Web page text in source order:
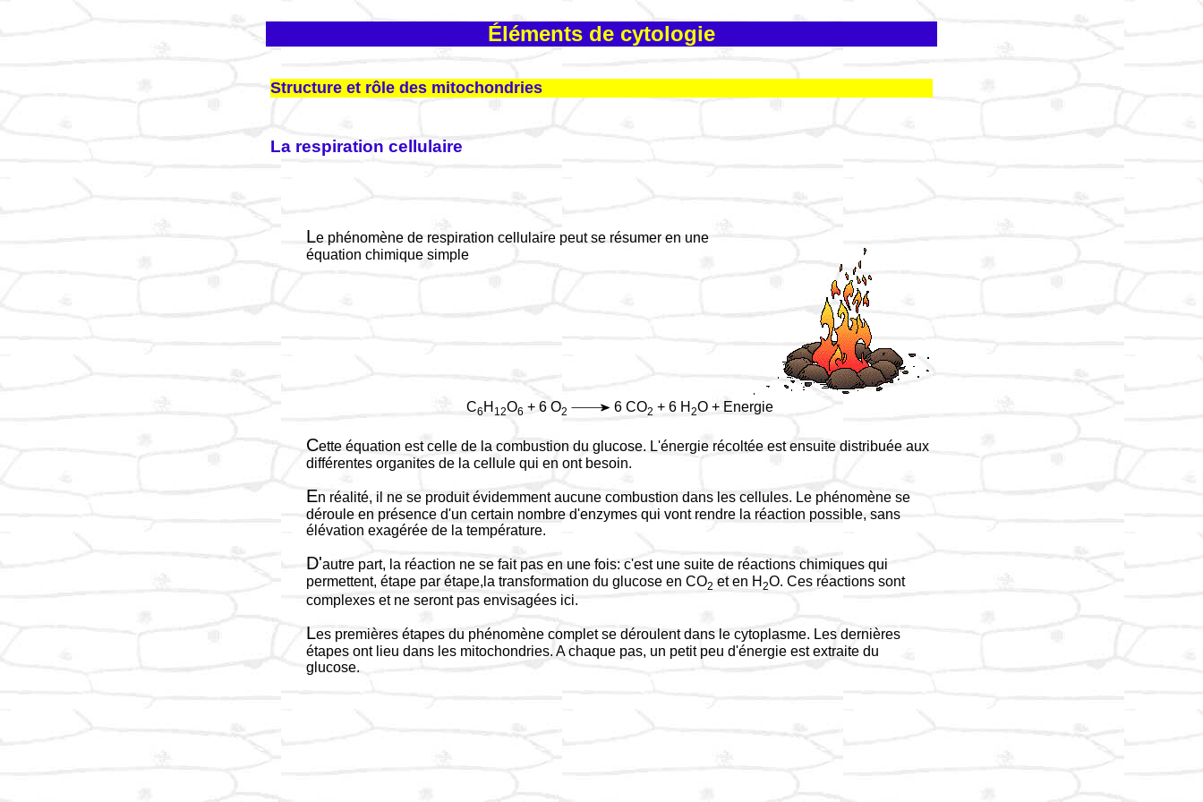
Éléments de cytologie
Structure et rôle des mitochondries
La respiration cellulaire
Le phénomène de respiration cellulaire peut se résumer en une
équation chimique simple
C6H 12O6 + 6 O2 6 CO2 + 6 H 2O + Energie
Cette équation est celle de la combustion du glucose. L'énergie récoltée est ensuite distribuée aux
différentes organites de la cellule qui en ont besoin.
En réalité, il ne se produit évidemment aucune combustion dans les cellules. Le phénomène se
déroule en présence d'un certain nombre d'enzymes qui vont rendre la réaction possible, sans
élévation exagérée de la température.
D'autre part, la réaction ne se fait pas en une fois: c'est une suite de réactions chimiques qui
permettent, étape par étape,la transformation du glucose en CO2 et en H 2O. Ces réactions sont
complexes et ne seront pas envisagées ici.
Les premières étapes du phénomène complet se déroulent dans le cytoplasme. Les dernières
étapes ont lieu dans les mitochondries. A chaque pas, un petit peu d'énergie est extraite du
glucose.